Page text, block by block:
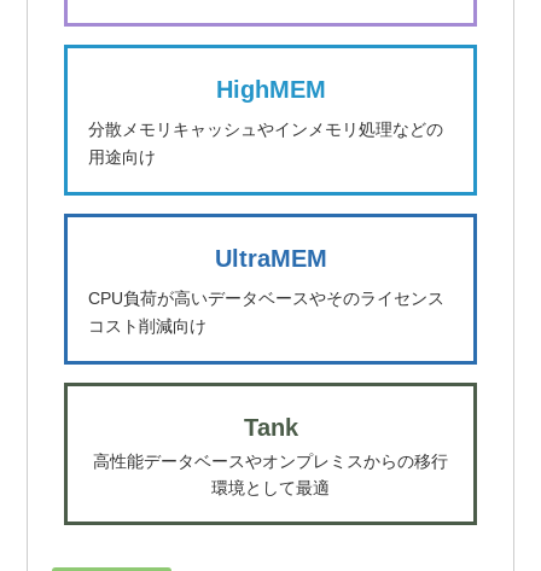
HighMEM
分散メモリキャッシュやインメモリ処理などの
用途向け
UltraMEM
CPU負荷が高いデータベースやそのライセンス
コスト削減向け
Tank
高性能データベースやオンプレミスからの移行
環境として最適